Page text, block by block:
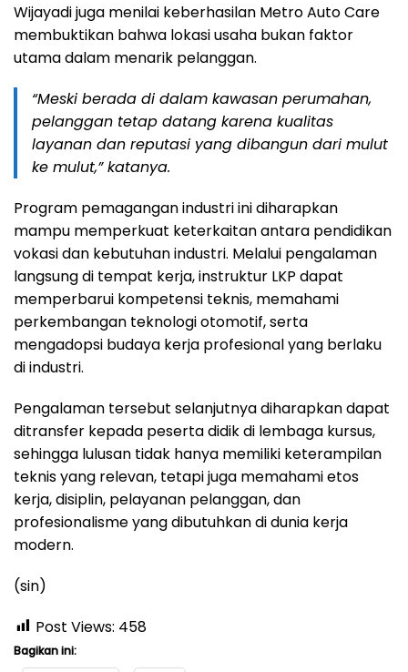
Wijayadi juga menilai keberhasilan Metro Auto Care
membuktikan bahwa lokasi usaha bukan faktor
utama dalam menarik pelanggan.
“Meski berada di dalam kawasan perumahan,
pelanggan tetap datang karena kualitas
layanan dan reputasi yang dibangun dari mulut
ke mulut,” katanya.
Program pemagangan industri ini diharapkan
mampu memperkuat keterkaitan antara pendidikan
vokasi dan kebutuhan industri. Melalui pengalaman
langsung di tempat kerja, instruktur LKP dapat
memperbarui kompetensi teknis, memahami
perkembangan teknologi otomotif, serta
mengadopsi budaya kerja profesional yang berlaku
di industri.
Pengalaman tersebut selanjutnya diharapkan dapat
ditransfer kepada peserta didik di lembaga kursus,
sehingga lulusan tidak hanya memiliki keterampilan
teknis yang relevan, tetapi juga memahami etos
kerja, disiplin, pelayanan pelanggan, dan
profesionalisme yang dibutuhkan di dunia kerja
modern.
(sin)
Post Views: 458
Bagikan ini: